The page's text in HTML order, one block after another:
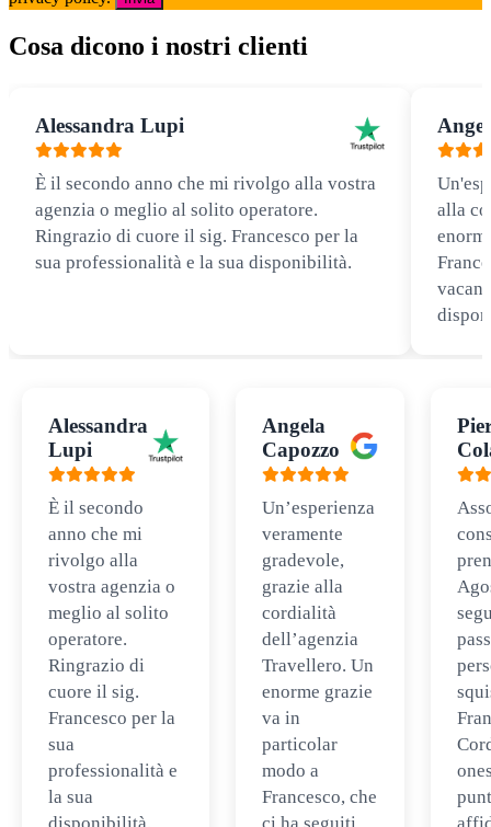
Cosa dicono i nostri clienti
Alessandra Lupi
È il secondo anno che mi rivolgo alla vostra
agenzia o meglio al solito operatore.
Ringrazio di cuore il sig. Francesco per la
sua professionalità e la sua disponibilità.
alla
Alessandra
Lupi
È il secondo
anno che mi
rivolgo alla
vostra agenzia o
meglio al solito
operatore.
Ringrazio di
cuore il sig.
Francesco per la
sua
professionalità e
la sua
Angela
Capozzo
Un’esperienza
veramente
gradevole,
grazie alla
cordialità
dell’agenzia
Travellero. Un
enorme grazie
va in
particolar
modo a
Francesco, che